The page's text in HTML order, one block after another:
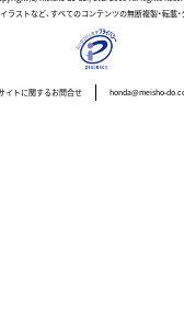
ラストなど、すべてのコンテンツの無断複製・転載
イトに関するお問合せ honda@meisho-